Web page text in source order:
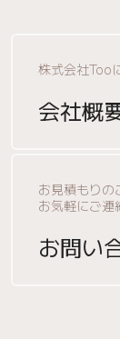
株式会社Too
会社概
お見積もりの
お気軽にご連
お問い